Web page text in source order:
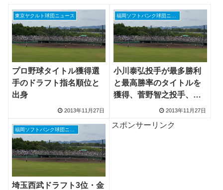
東京ヤクルト球団ニュース
プロ野球タイトル獲得選
手のドラフト指名順位と
出身
2013年11月27日
小川泰弘投手が最多勝利
と最高勝率のタイトルを
獲得、菅野智之投手、藤
浪晋太郎投手が特別賞、
手がファーム新人賞
2013年11月27日
福岡ソフトバンク球団ニュース
埼玉西武ドラフト3位・金
スポンサーリンク